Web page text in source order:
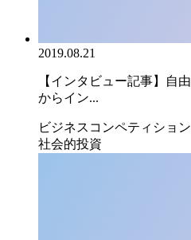
2019.08.21
【インタビュー記事】自
からイン...
ビジネスコンペティション
社会的投資